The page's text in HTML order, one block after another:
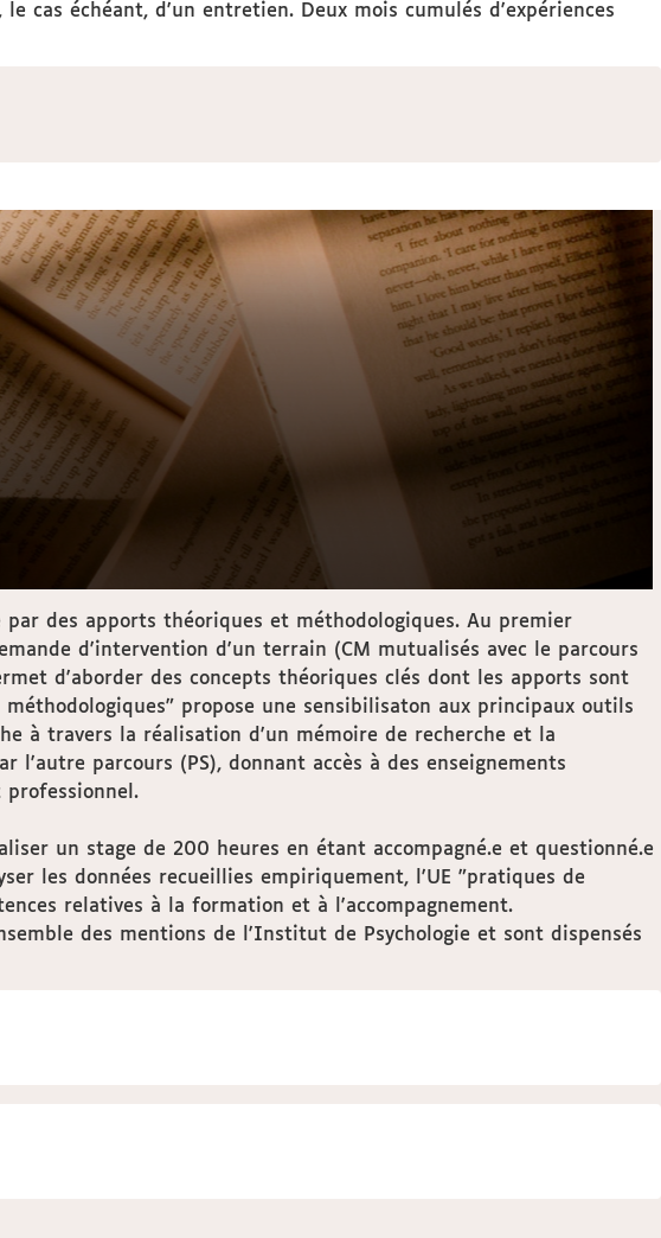
cas échéant, d'un entretien. Deux mois cumulés d'expériences
des apports théoriques et méthodologiques. Au premier
d'intervention d'un terrain (CM mutualisés avec le parcours
d'aborder des concepts théoriques clés dont les apports sont
propose une sensibilisaton aux principaux outils
à travers la réalisation d'un mémoire de recherche et la
parcours (PS), donnant accès à des enseignements
un stage de 200 heures en étant accompagné.e et questionné.e
les données recueillies empiriquement, l'UE "pratiques de
relatives à la formation et à l'accompagnement.
des mentions de l'Institut de Psychologie et sont dispensés